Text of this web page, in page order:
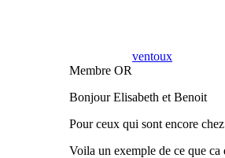
ventoux
Membre OR
Bonjour Elisabeth et Benoit
Pour ceux qui sont encore
Voila un exemple de ce que